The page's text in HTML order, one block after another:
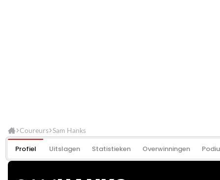
Coureurs Sam Hanks
Profiel Uitslagen Statistieken Overwinningen